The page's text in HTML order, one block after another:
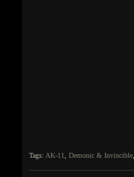
Tags: AK-11 Demonic & Invincible